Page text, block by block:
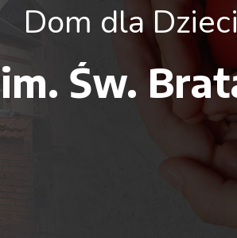
Dom dla
im. Św.